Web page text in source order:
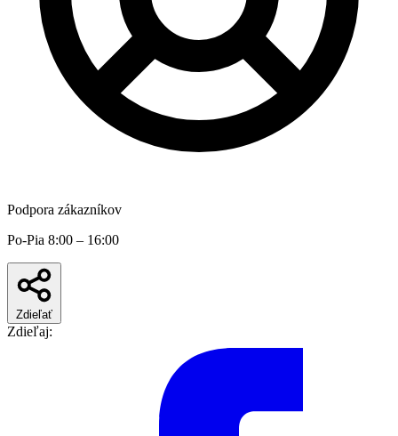
Podpora zákazníkov
Po-Pia 8:00 – 16:00
Zdieľať
Zdieľaj: